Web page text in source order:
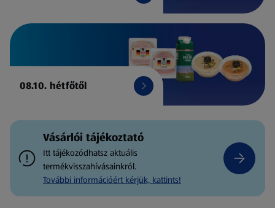
08.10. hétfőtől
Vásárlói tájékoztató
Itt tájékozódhatsz aktuális
termékvisszahívásainkról.
További információért kérjük, kattints!